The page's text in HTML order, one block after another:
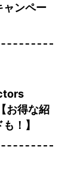
ャンペー
お得な紹
！】